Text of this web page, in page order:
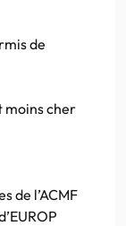
de
moins cher
de l’ACMF